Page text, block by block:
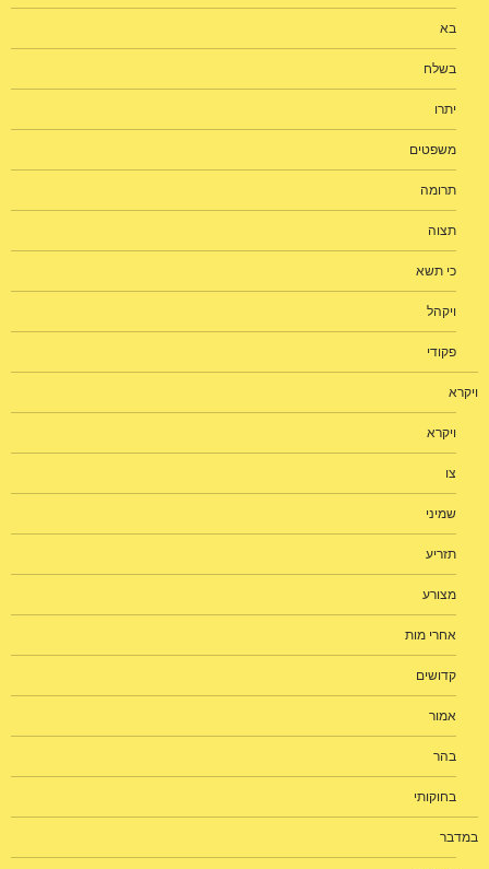
בא
בשלח
יתרו
משפטים
תרומה
תצוה
כי תשא
ויקהל
פקודי
ויקרא
ויקרא
צו
שמיני
תזריע
מצורע
אחרי מות
קדושים
אמור
בהר
בחוקותי
במדבר